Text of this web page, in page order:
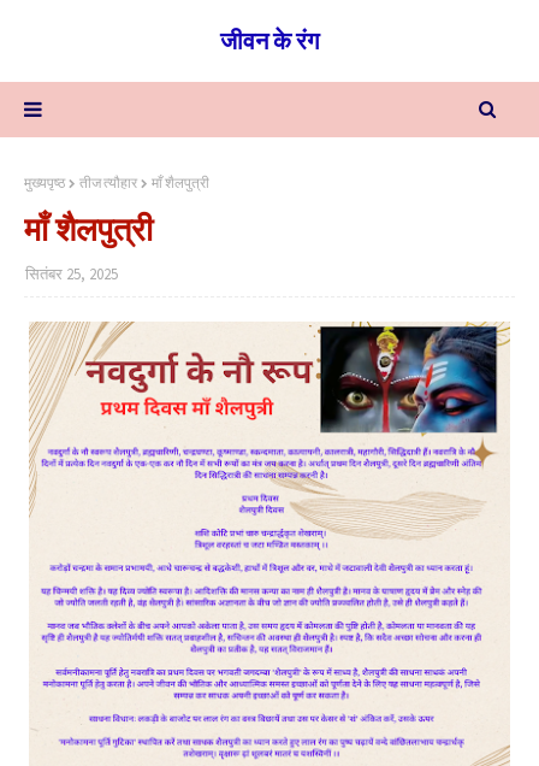
जीवन के रंग
मुख्यपृष्ठ तीज त्यौहार माँ शैलपुत्री
माँ शैलपुत्री
सितंबर 25, 2025